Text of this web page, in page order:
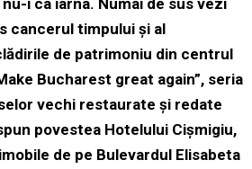
cancerul timpului și al
de patrimoniu din centrul
Bucharest great again”, seria
vechi restaurate și redate
povestea Hotelului Cișmigiu,
de pe Bulevardul Elisabeta